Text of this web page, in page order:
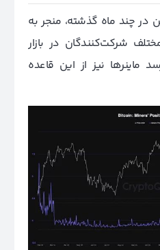
چند ماه گذشته، منجر به
شرکت‌کنندگان در بازار
نیز از این قاعده